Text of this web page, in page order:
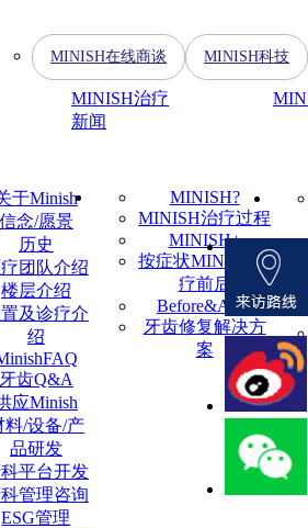
MINISH治疗
新闻
MINISH在线商谈 MINISH科技
于Minish
信念/愿景
历史
团队介绍
楼层介绍
及诊疗介
绍
牙齿Q&A
应Minish
料/设备/产
品研发
平台开发
管理咨询
ESG管理
MINISH?
MINISH治疗过程
MINISH+
按症状MINISH治
疗前后
Before&After
牙齿修复解决方
案